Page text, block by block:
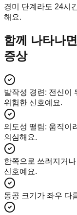
경미 단계라도 24시
해요.
함께 나타나
증상
발작성 경련 : 전신이
위험한 신호예요.
의도성 떨림: 움직이
의심해요.
한쪽으로 쓰러지거
신호예요.
동공 크기가 좌우 다